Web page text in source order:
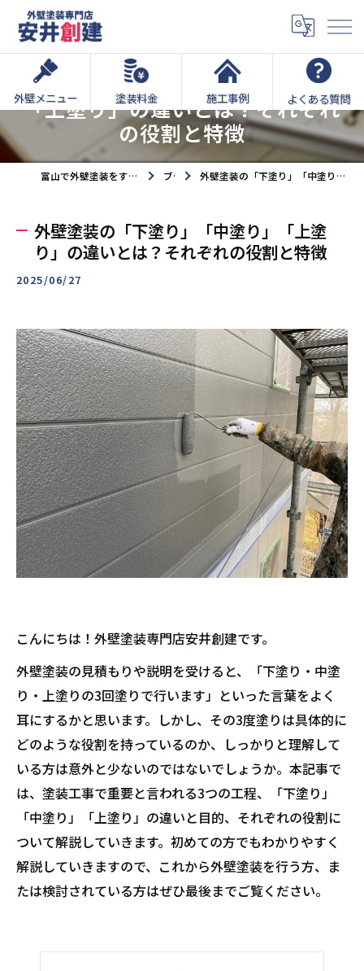
外壁メニュー 塗装料金 施工事例 よくある質問
外壁塗装の「下塗り」「中塗り」
「上塗り」の違いとは？それぞれ
の役割と特徴
富山で外壁塗装をするなら外壁塗装専門店安井創建へ ブログ 外壁塗装の「下塗り」「中塗り」「上塗り」の違いとは？それぞれの役割と特徴
外壁塗装の「下塗り」「中塗り」「上塗
り」の違いとは？それぞれの役割と特徴
2025/06/27
こんにちは！外壁塗装専門店安井創建です。
外壁塗装の見積もりや説明を受けると、「下塗り・中塗
り・上塗りの3回塗りで行います」といった言葉をよく
耳にするかと思います。しかし、その3度塗りは具体的に
どのような役割を持っているのか、しっかりと理解して
いる方は意外と少ないのではないでしょうか。本記事で
は、塗装工事で重要と言われる3つの工程、「下塗り」
「中塗り」「上塗り」の違いと目的、それぞれの役割に
ついて解説していきます。初めての方でもわかりやすく
解説していきますので、これから外壁塗装を行う方、ま
たは検討されている方はぜひ最後までご覧ください。